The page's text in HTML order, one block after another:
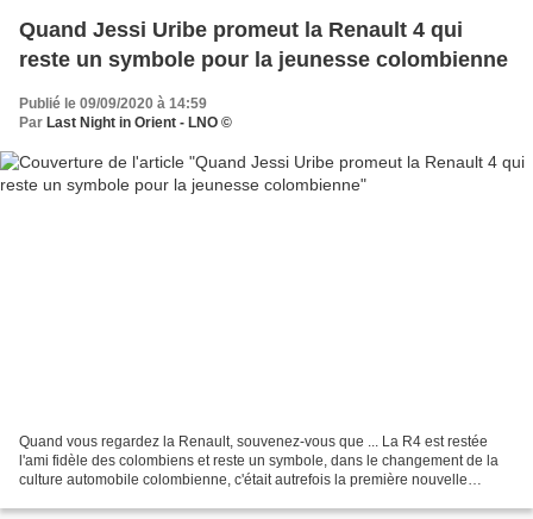
Quand Jessi Uribe promeut la Renault 4 qui
reste un symbole pour la jeunesse colombienne
Publié le 09/09/2020 à 14:59
Par Last Night in Orient - LNO ©
Quand vous regardez la Renault, souvenez-vous que ... La R4 est restée
l'ami fidèle des colombiens et reste un symbole, dans le changement de la
culture automobile colombienne, c'était autrefois la première nouvelle